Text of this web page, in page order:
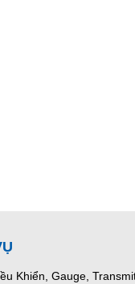
Khiển, Gauge,